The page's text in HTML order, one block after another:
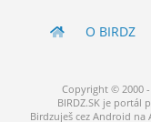
O BIRDZ
Copyright © 2000 -
BIRDZ.SK je portál
Birdzuješ cez Android na